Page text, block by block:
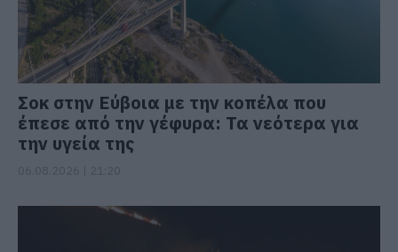
Σοκ στην Εύβοια με την κοπέλα που
έπεσε από την γέφυρα: Τα νεότερα για
την υγεία της